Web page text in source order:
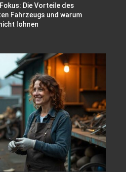
Die Vorteile des
Fahrzeugs und warum
lohnen